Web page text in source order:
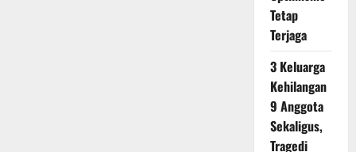
Tetap
Terjaga
3 Keluarga
Kehilangan
9 Anggota
Sekaligus,
Tragedi